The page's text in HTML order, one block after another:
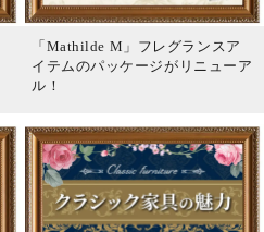
「Mathilde M」フレグランスア
イテムのパッケージがリニューア
ル！